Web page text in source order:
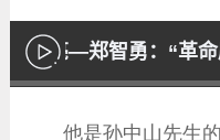
播
放
声响亮—郑智勇：“革
他是孙中山先生